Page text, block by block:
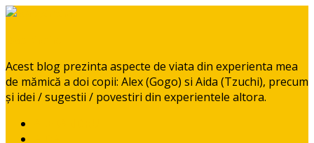
Acest blog prezinta aspecte de viata din experienta mea
de mămică a doi copii: Alex (Gogo) si Aida (Tzuchi), precum
și idei / sugestii / povestiri din experientele altora.